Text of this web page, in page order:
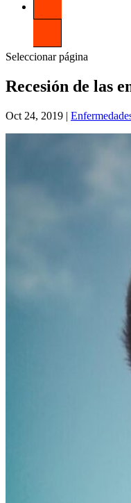
Seleccionar página
Recesión de las
Oct 24, 2019 |